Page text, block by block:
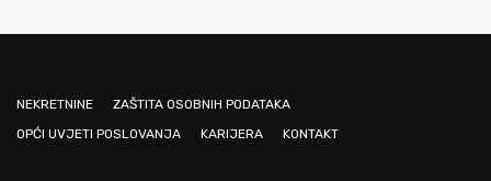
NEKRETNINE
ZAŠTITA OSOBNIH PODATAKA
OPĆI UVJETI POSLOVANJA
KARIJERA KONTAKT